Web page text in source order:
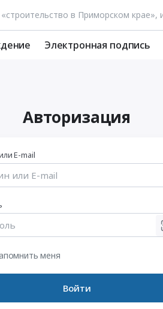
Электронная подпись
Авторизация
E-mail
меня
Войти